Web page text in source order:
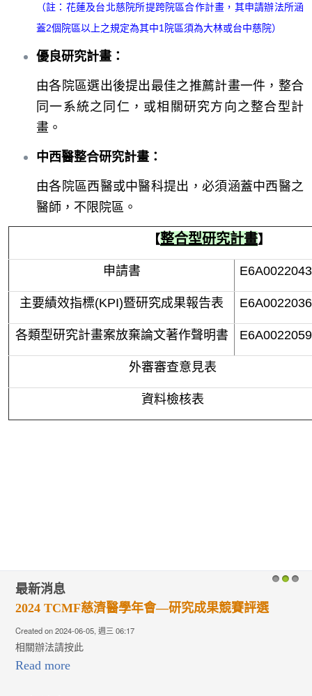
（註：花蓮及台北慈院所提跨院區合作計畫，其申請辦法所涵
蓋2個院區以上之規定為其中1院區須為大林或台中慈院）
優良研究計畫 ：
由各院區選出後提出最佳之推薦計畫一件，整合
同一系統之同仁，或相關研究方向之整合型計
畫。
中西醫整合研究計畫 ：
由各院區西醫或中醫科提出，必須涵蓋中西醫之
醫師，不限院區。
【整合型研究計畫】
申請書
主要績效指標(KPI)暨研究成果報告表
各類型研究計畫案放棄論文著作聲明書 E6
外審審查意見表
資料檢核表
最新消息
2024 TCMF慈濟醫學年會—研究成果競賽評選
Created on 2024-06-05, 週三 06:17
相關辦法請按此
Read more